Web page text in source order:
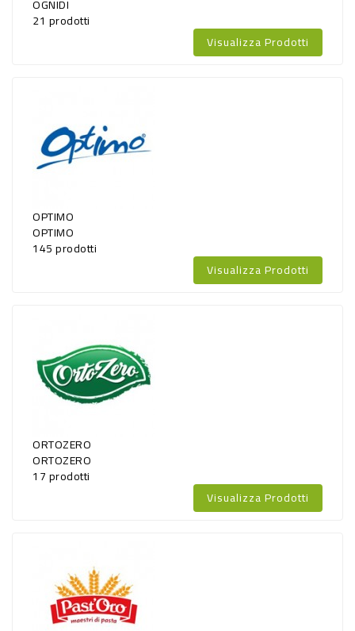
OGNIDI
21 prodotti
Visualizza Prodotti
OPTIMO
OPTIMO
145 prodotti
Visualizza Prodotti
ORTOZERO
ORTOZERO
17 prodotti
Visualizza Prodotti